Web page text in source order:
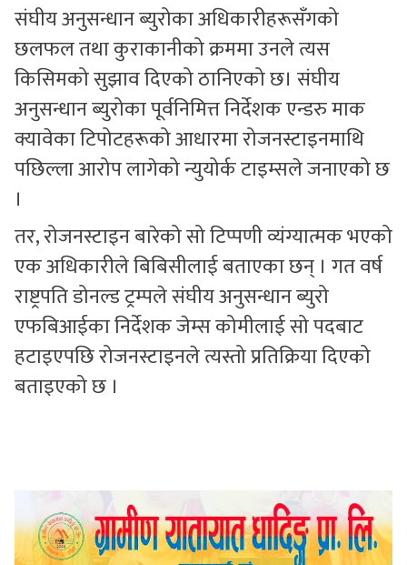
संघीय अनुसन्धान ब्युरोका अधिकारीहरूसँगको
छलफल तथा कुराकानीको क्रममा उनले त्यस
किसिमको सुझाव दिएको ठानिएको छ। संघीय
अनुसन्धान ब्युरोका पूर्वनिमित्त निर्देशक एन्डरु माक
क्यावेका टिपोटहरूको आधारमा रोजनस्टाइनमाथि
पछिल्ला आरोप लागेको न्युयोर्क टाइम्सले जनाएको छ
।
तर, रोजनस्टाइन बारेको सो टिप्पणी व्यंग्यात्मक भएको
एक अधिकारीले बिबिसीलाई बताएका छन् । गत वर्ष
राष्ट्रपति डोनल्ड ट्रम्पले संघीय अनुसन्धान ब्युरो
एफबिआईका निर्देशक जेम्स कोमीलाई सो पदबाट
हटाइएपछि रोजनस्टाइनले त्यस्तो प्रतिक्रिया दिएको
बताइएको छ ।